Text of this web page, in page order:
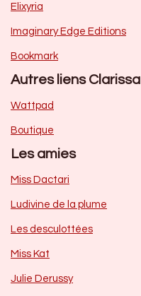
Elixyria
Imaginary Edge Editions
Bookmark
Autres liens Clarissa
Wattpad
Boutique
Les amies
Miss Dactari
Ludivine de la plume
Les desculottées
Miss Kat
Julie Derussy